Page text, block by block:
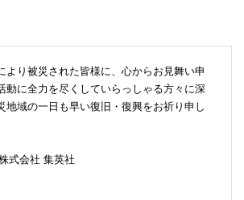
より被災された皆様に、心からお見舞い申
動に全力を尽くしていらっしゃる方々に深
地域の一日も早い復旧・復興をお祈り申し
式会社 集英社